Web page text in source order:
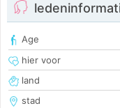
Age
hier voor
land
stad